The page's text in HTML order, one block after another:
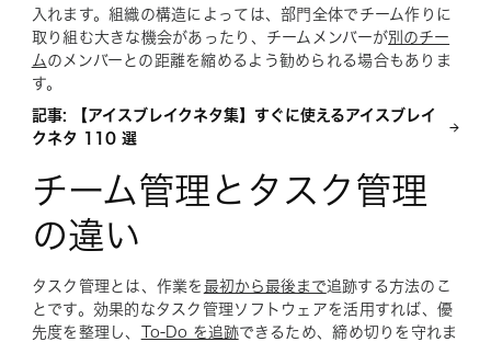
入れます。組織の構造によっては、部門全体でチーム作りに
取り組む大きな機会があったり、チームメンバーが別のチー
ム のメンバーとの距離を縮めるよう勧められる場合もありま
す。
記事: 【アイスブレイクネタ集】すぐに使えるアイスブレイ
クネタ 110 選
チーム管理とタスク管理
の違い
タスク管理とは、作業を 最初から最後まで追跡する方法のこ
とです。効果的なタスク管理ソフトウェアを活用すれば、優
先度を整理し、
To-Do を追跡できるため、締め切りを守れま